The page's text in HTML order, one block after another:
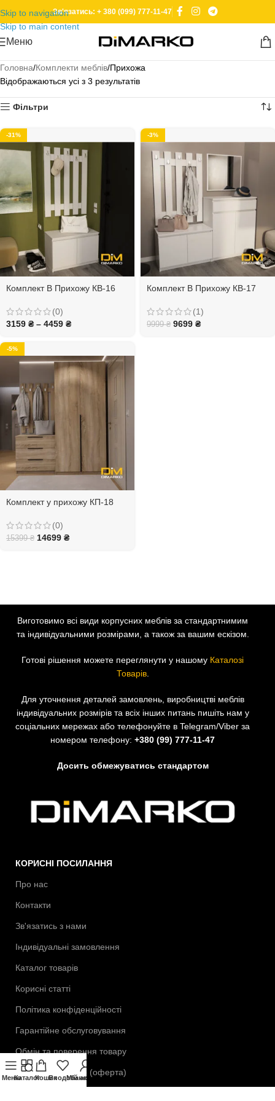
Skip to navigation
Skip to main content
Зв'язатись: + 380 (099) 777-11-47
Меню
Головна Комплекти меблів Прихожа
Відображаються усі з 3 результатів
Фільтри
-31%
Комплект В Прихожу КВ-16
(0)
3159 ₴ – 4459 ₴
-3%
Комплект В Прихожу КВ-17
(1)
9999₴ 9699 ₴
-5%
Комплект у прихожу КП-18
(0)
15399₴ 14699 ₴
КОРИСНІ ПОСИЛАННЯ
Про нас
Контакти
Зв'язатись з нами
Індивідуальні замовлення
Каталог товарів
Корисні статті
Політика конфіденційності
Гарантійне обслуговування
Обмін та поверення товару
Публічний договір (оферта)
Виготовимо всі види корпусних меблів за стандартнимим
та індивідуальними розмірами, а також за вашим ескізом.
Готові рішення можете переглянути у нашому Каталозі
Товарів.
Для уточнення деталей замовлень, виробництві меблів
індивідуальних розмірів та всіх інших питань пишіть нам у
соціальних мережах або телефонуйте в Telegram/Viber за
номером телефону:+380 (99) 777-11-47
Досить обмежуватись стандартом
МенюКаталогКошикВподобанеМій аккаунт